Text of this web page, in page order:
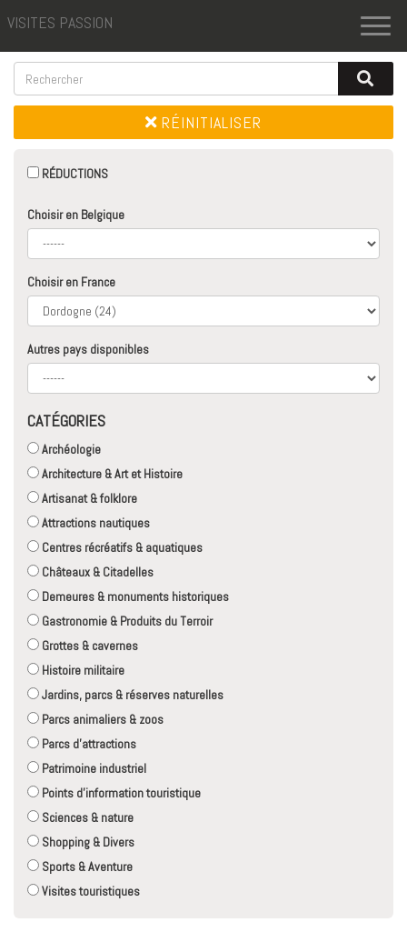
VISITES PASSION
RÉINITIALISER
RÉDUCTIONS
Choisir en Belgique
Choisir en France
Autres pays disponibles
CATÉGORIES
Archéologie
Architecture & Art et Histoire
Artisanat & folklore
Attractions nautiques
Centres récréatifs & aquatiques
Châteaux & Citadelles
Demeures & monuments historiques
Gastronomie & Produits du Terroir
Grottes & cavernes
Histoire militaire
Jardins, parcs & réserves naturelles
Parcs animaliers & zoos
Parcs d'attractions
Patrimoine industriel
Points d'information touristique
Sciences & nature
Shopping & Divers
Sports & Aventure
Visites touristiques